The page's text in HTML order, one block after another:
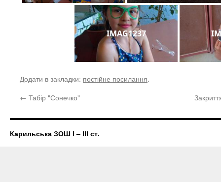
IMAG1237
Додати в закладки: постійне посилання.
← Табір "Сонечко"
Карильська ЗОШ І – ІІІ ст.